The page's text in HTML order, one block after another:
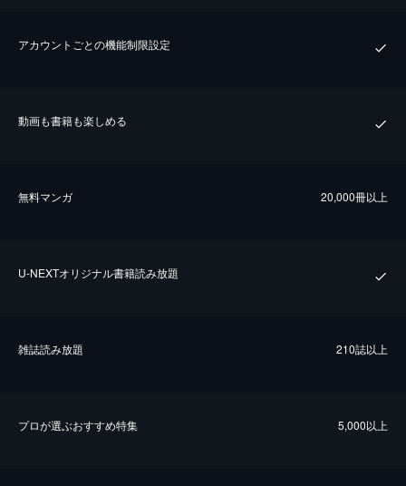
アカウントごとの機能制限設定
動画も書籍も楽しめる
無料マンガ 20,000冊以上
U-NEXTオリジナル書籍読み放題
雑誌読み放題 210誌以上
プロが選ぶおすすめ特集 5,000以上